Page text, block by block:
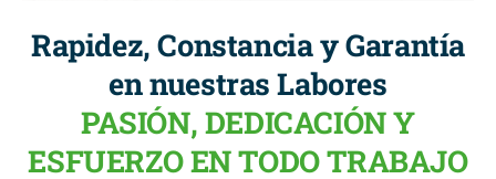
Rapidez, Constancia y Garantía
en nuestras Labores
PASIÓN, DEDICACIÓN Y
ESFUERZO EN TODO TRABAJO